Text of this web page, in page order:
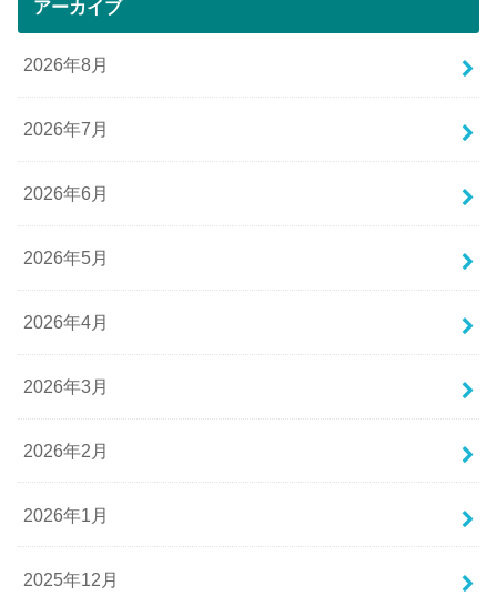
アーカイブ
2026年8月
2026年7月
2026年6月
2026年5月
2026年4月
2026年3月
2026年2月
2026年1月
2025年12月